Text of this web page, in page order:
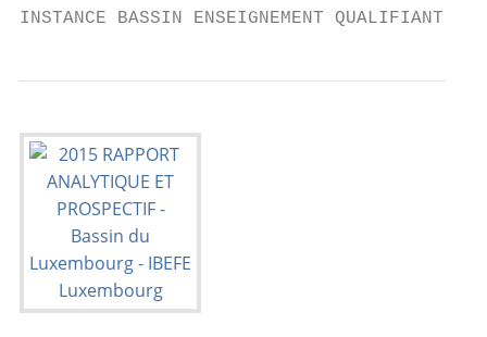
INSTANCE BASSIN ENSEIGNEMENT QUALIFIANT -